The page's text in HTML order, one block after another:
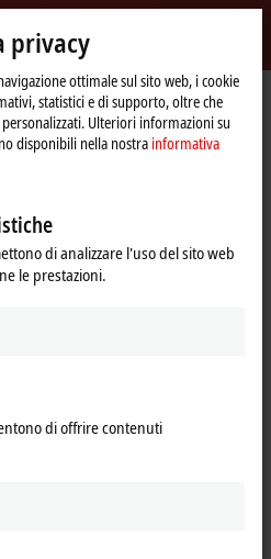
accessories
Pre-assembled cables
drag-chain
privacy
ottimale sul sito web, i cookie
statistici e di supporto, oltre che
Ulteriori informazioni su
disponibili nella nostra informativa
di analizzare l'uso del sito web
le prestazioni.
di offrire contenuti